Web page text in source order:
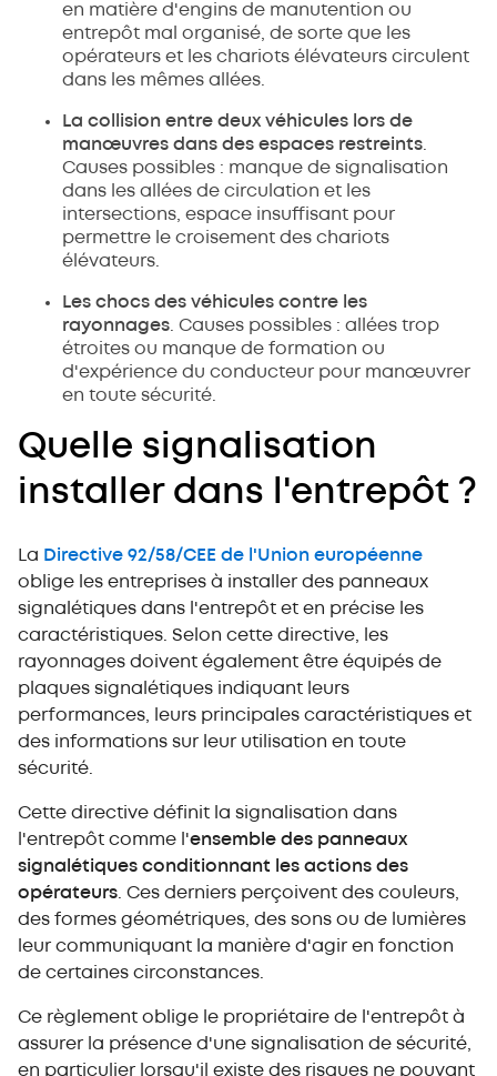
en matière d'engins de manutention ou
entrepôt mal organisé, de sorte que les
opérateurs et les chariots élévateurs circulent
dans les mêmes allées.
La collision entre deux véhicules lors de
manœuvres dans des espaces restreints
Causes possibles : manque de signalisation
dans les allées de circulation et les
intersections, espace insuffisant pour
permettre le croisement des chariots
élévateurs.
Les chocs des véhicules contre les
rayonnages . Causes possibles : allées trop
étroites ou manque de formation ou
d'expérience du conducteur pour manœuvrer
en toute sécurité.
Quelle signalisation
installer dans l'entrepôt ?
La Directive 92/58/CEE de l'Union européenne
oblige les entreprises à installer des panneaux
signalétiques dans l'entrepôt et en précise les
caractéristiques. Selon cette directive, les
rayonnages doivent également être équipés de
plaques signalétiques indiquant leurs
performances, leurs principales caractéristiques et
des informations sur leur utilisation en toute
sécurité.
Cette directive définit la signalisation dans
l'entrepôt comme l'ensemble des panneaux
signalétiques conditionnant les actions des
opérateurs . Ces derniers perçoivent des couleurs,
des formes géométriques, des sons ou de lumières
leur communiquant la manière d'agir en fonction
de certaines circonstances.
Ce règlement oblige le propriétaire de l'entrepôt à
assurer la présence d'une signalisation de sécurité,
en particulier lorsqu'il existe des risques ne pouvant